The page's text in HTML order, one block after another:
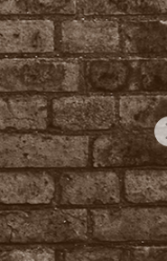
AI训练数据